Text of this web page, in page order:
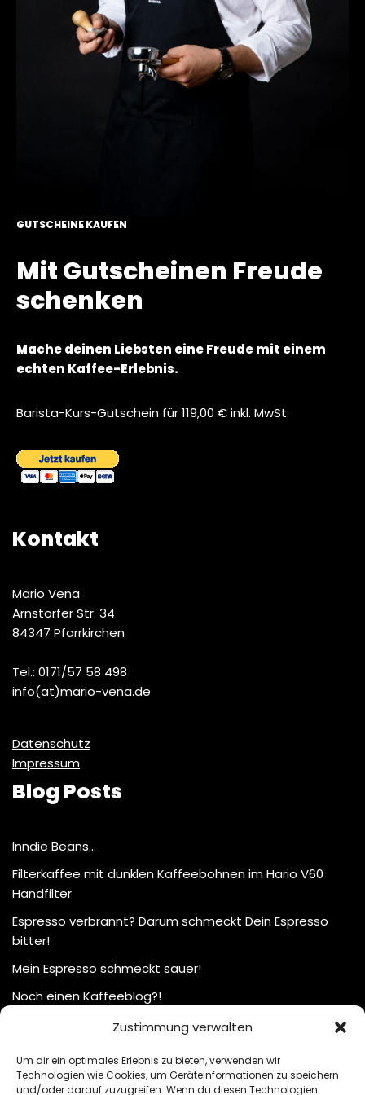
Zustimmung verwalten
Um dir ein optimales Erlebnis zu bieten, verwenden wir
Technologien wie Cookies, um Geräteinformationen zu speichern
und/oder darauf zuzugreifen. Wenn du diesen Technologien
GUTSCHEINE KAUFEN
Mit Gutscheinen Freude
schenken
Mache deinen Liebsten eine Freude mit einem
echten Kaffee-Erlebnis.
Barista-Kurs-Gutschein für 119,00 € inkl. MwSt.
Kontakt
Mario Vena
Arnstorfer Str. 34
84347 Pfarrkirchen
Tel.: 0171/57 58 498
info(at)mario-vena.de
Datenschutz
Impressum
Blog Posts
Inndie Beans…
Filterkaffee mit dunklen Kaffeebohnen im Hario V60
Handfilter
Espresso verbrannt? Darum schmeckt Dein Espresso
bitter!
Mein Espresso schmeckt sauer!
Noch einen Kaffeeblog?!